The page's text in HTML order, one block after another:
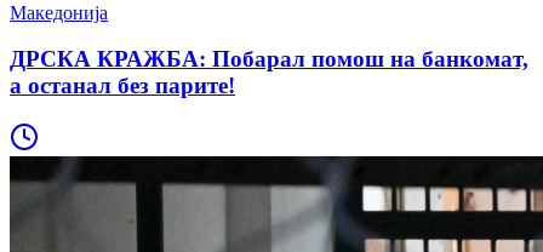
Македонија
ДРСКА КРАЖБА: Побарал помош на банкомат,
а останал без парите!